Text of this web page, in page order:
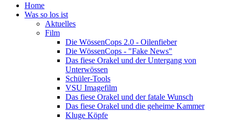
Home
Was so los ist
Aktuelles
Film
Die WössenCops 2.0 - Oilenfieber
Die WössenCops - "Fake News"
Das fiese Orakel und der Untergang von
Unterwössen
Schüler-Tools
VSU Imagefilm
Das fiese Orakel und der fatale Wunsch
Das fiese Orakel und die geheime Kammer
Kluge Köpfe